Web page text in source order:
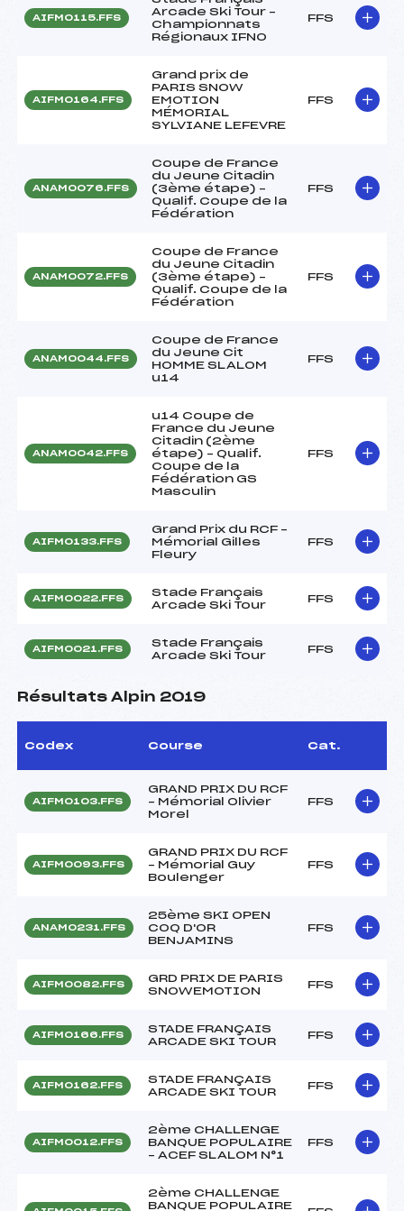
AIFM0115.FFS
Arcade Ski Tour –
Championnats
Régionaux IFNO
FFS
AIFM0164.FFS
Grand prix de
PARIS SNOW
EMOTION
MÉMORIAL
SYLVIANE LEFEVRE
FFS
ANAM0076.FFS
Coupe de France
du Jeune Citadin
(3ème étape) –
Qualif. Coupe de la
Fédération
FFS
ANAM0072.FFS
Coupe de France
du Jeune Citadin
(3ème étape) –
Qualif. Coupe de la
Fédération
FFS
ANAM0044.FFS
Coupe de France
du Jeune Cit
HOMME SLALOM
u14
FFS
ANAM0042.FFS
u14 Coupe de
France du Jeune
Citadin (2ème
étape) – Qualif.
Coupe de la
Fédération GS
Masculin
FFS
AIFM0133.FFS
Grand Prix du RCF –
Mémorial Gilles
Fleury
FFS
AIFM0022.FFS
Stade Français
Arcade Ski Tour
FFS
AIFM0021.FFS
Stade Français
Arcade Ski Tour
FFS
Résultats Alpin 2019
Codex Course Cat.
AIFM0103.FFS
GRAND PRIX DU RCF
– Mémorial Olivier
Morel
FFS
AIFM0093.FFS
GRAND PRIX DU RCF
– Mémorial Guy
Boulenger
FFS
ANAM0231.FFS
25ème SKI OPEN
COQ D'OR
BENJAMINS
FFS
AIFM0082.FFS
GRD PRIX DE PARIS
SNOWEMOTION
FFS
AIFM0166.FFS
STADE FRANÇAIS
ARCADE SKI TOUR
FFS
AIFM0162.FFS
STADE FRANÇAIS
ARCADE SKI TOUR
FFS
AIFM0012.FFS
2ème CHALLENGE
BANQUE POPULAIRE
– ACEF SLALOM N°1
FFS
2ème CHALLENGE
BANQUE POPULAIRE